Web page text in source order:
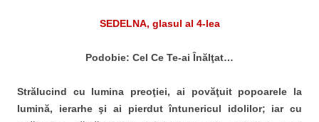
SEDELNA, glasul al 4-lea
Podobie: Cel Ce Te-ai Înălţat…
Strălucind cu lumina preoţiei, ai povăţuit popoarele la
lumină, ierarhe şi ai pierdut întunericul idolilor; iar cu